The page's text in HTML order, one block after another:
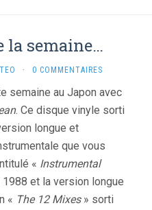
la semaine…
· 0 COMMENTAIRES
semaine au Japon avec
. Ce disque vinyle sorti
longue et
que vous
« Instrumental
et la version longue
« The 12 Mixes» sorti